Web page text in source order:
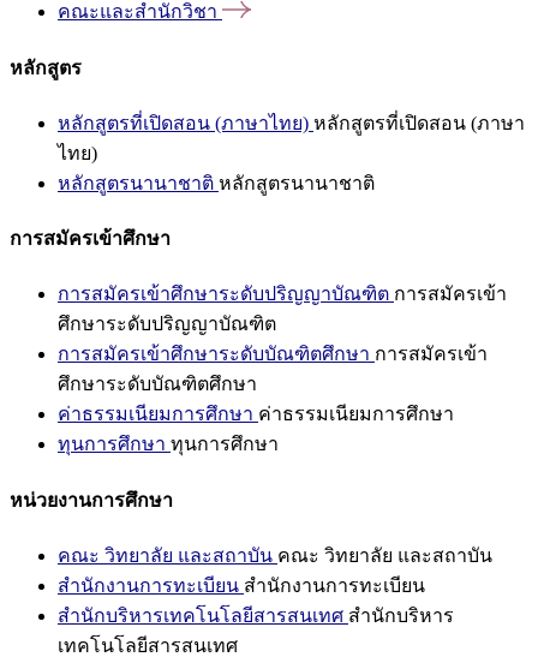
คณะและสำนักวิชา
หลักสูตร
หลักสูตรที่เปิดสอน (ภาษาไทย) หลักสูตรที่เปิดสอน (ภาษา
ไทย)
หลักสูตรนานาชาติ หลักสูตรนานาชาติ
การสมัครเข้าศึกษา
การสมัครเข้าศึกษาระดับปริญญาบัณฑิต การสมัครเข้า
ศึกษาระดับปริญญาบัณฑิต
การสมัครเข้าศึกษาระดับบัณฑิตศึกษา การสมัครเข้า
ศึกษาระดับบัณฑิตศึกษา
ค่าธรรมเนียมการศึกษา ค่าธรรมเนียมการศึกษา
ทุนการศึกษา ทุนการศึกษา
หน่วยงานการศึกษา
คณะ วิทยาลัย และสถาบัน คณะ วิทยาลัย และสถาบัน
สำนักงานการทะเบียน สำนักงานการทะเบียน
สำนักบริหารเทคโนโลยีสารสนเทศ สำนักบริหาร
เทคโนโลยีสารสนเทศ